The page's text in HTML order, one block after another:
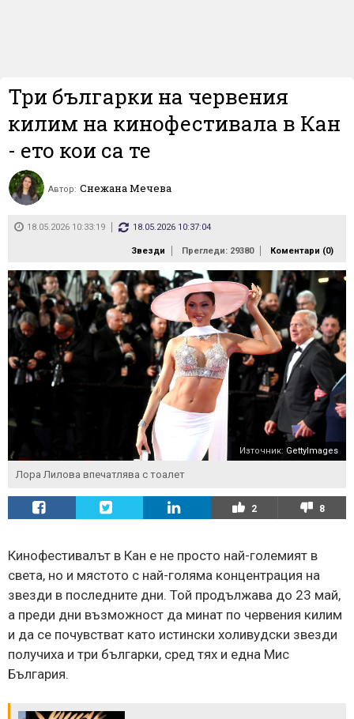
Три българки на червения
килим на кинофестивала в Кан
- ето кои са те
Автор: Снежана Мечева
18.05.2026 10:33:19 18.05.2026 10:37:04
Звезди Прегледи: 29380 Коментари (0)
Източник: GettyImages
Лора Лилова впечатлява с тоалет
2 8
Кинофестивалът в Кан е не просто най-големият в
света, но и мястото с най-голяма концентрация на
звезди в последните дни. Той продължава до 23 май,
а преди дни възможност да минат по червения килим
и да се почувстват като истински холивудски звезди
получиха и три българки, сред тях и една Мис
България.